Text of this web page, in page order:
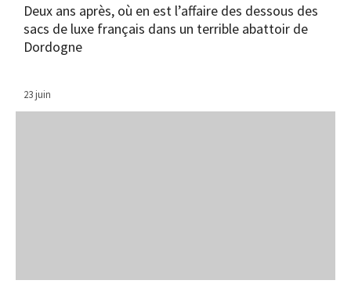
Deux ans après, où en est l’affaire des dessous des
sacs de luxe français dans un terrible abattoir de
Dordogne
23 juin